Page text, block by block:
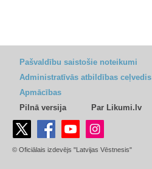
Pašvaldību saistošie noteikumi
Administratīvās atbildības ceļvedis
Apmācības
Pilnā versija
Par Likumi.lv
© Oficiālais izdevējs "Latvijas Vēstnesis"